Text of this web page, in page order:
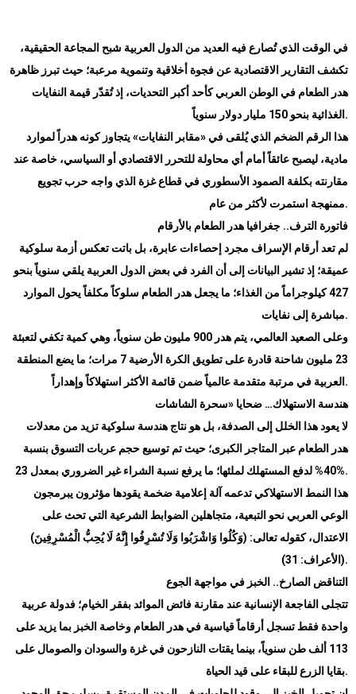
في الوقت الذي تُصارع فيه العديد من الدول العربية شبح المجاعة الحقيقية،
تكشف التقارير الاقتصادية عن فجوة أخلاقية وتنموية مرعبة؛ حيث تبرز ظاهرة
هدر الطعام في الوطن العربي كأحد أكبر التحديات، إذ تُقدّر قيمة النفايات
الغذائية بنحو 150 مليار دولار سنوياً.
هذا الرقم الضخم الذي يُلقى في «مقابر النفايات» يتجاوز كونه هدراً لموارد
مادية، ليصبح عائقاً أمام أي محاولة للتحرر الاقتصادي أو السياسي، خاصة عند
مقارنته بكلفة الصمود الأسطوري في قطاع غزة الذي واجه حرب تجويع
ممنهجة استمرت لأكثر من عام.
فاتورة الترف.. جغرافيا هدر الطعام بالأرقام
لم تعد أرقام الإسراف مجرد إحصاءات عابرة، بل باتت تعكس أزمة سلوكية
عميقة؛ إذ تشير البيانات إلى أن الفرد في بعض الدول العربية يلقي سنوياً بنحو
427 كيلوجراماً من الغذاء؛ ما يجعل هدر الطعام سلوكاً مكلفاً يحول الموارد
مباشرة إلى نفايات.
وعلى الصعيد العالمي، يتم هدر 900 مليون طن سنوياً، وهي كمية تكفي لتعبئة
23 مليون شاحنة قادرة على تطويق الكرة الأرضية 7 مرات؛ ما يضع المنطقة
العربية في مرتبة متقدمة عالمياً ضمن قائمة الأكثر استهلاكاً وإهداراً.
هندسة الاستهلاك… ضحايا «سحرة الشاشات
لا يعود هذا الخلل إلى الصدفة، بل هو نتاج هندسة سلوكية تزيد من معدلات
هدر الطعام عبر المتاجر الكبرى؛ حيث تم توسيع حجم عربات التسوق بنسبة
40% لدفع المستهلك لملئها؛ ما يرفع نسبة الشراء غير الضروري بمعدل 23%.
هذا النمط الاستهلاكي تدعمه آلة إعلامية ضخمة يقودها مؤثرون يبرمجون
الوعي العربي نحو التبعية، متجاهلين الضوابط الشرعية التي تحث على
الاعتدال، كقوله تعالى: (وَكُلُوا وَاشْرَبُوا وَلَا تُسْرِفُوا إِنَّهُ لَا يُحِبُّ الْمُسْرِفِينَ)
(الأعراف: 31).
التناقض الصارخ.. الخبز في مواجهة الجوع
تتجلى الفاجعة الإنسانية عند مقارنة فائض الموائد بفقر الخيام؛ فدولة عربية
واحدة فقط تسجل أرقاماً قياسية في هدر الطعام وخاصة الخبز بما يزيد على
113 ألف طن سنوياً، بينما يقتات النازحون في غزة والسودان والصومال على
بقايا الزرع للبقاء على قيد الحياة.